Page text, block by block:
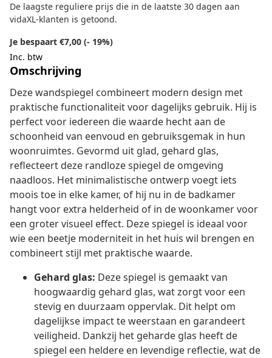
De laagste reguliere prijs die in de laatste 30 dagen aan
vidaXL-klanten is getoond.
Je bespaart €7,00 (- 19%)
Inc. btw
Omschrijving
Deze wandspiegel combineert modern design met
praktische functionaliteit voor dagelijks gebruik. Hij is
perfect voor iedereen die waarde hecht aan de
schoonheid van eenvoud en gebruiksgemak in hun
woonruimtes. Gevormd uit glad, gehard glas,
reflecteert deze randloze spiegel de omgeving
naadloos. Het minimalistische ontwerp voegt iets
moois toe in elke kamer, of hij nu in de badkamer
hangt voor extra helderheid of in de woonkamer voor
een groter visueel effect. Deze spiegel is ideaal voor
wie een beetje moderniteit in het huis wil brengen en
combineert stijl met praktische waarde.
Gehard glas: Deze spiegel is gemaakt van
hoogwaardig gehard glas, wat zorgt voor een
stevig en duurzaam oppervlak. Dit helpt om
dagelijkse impact te weerstaan en garandeert
veiligheid. Dankzij het geharde glas heeft de
spiegel een heldere en levendige reflectie, wat de